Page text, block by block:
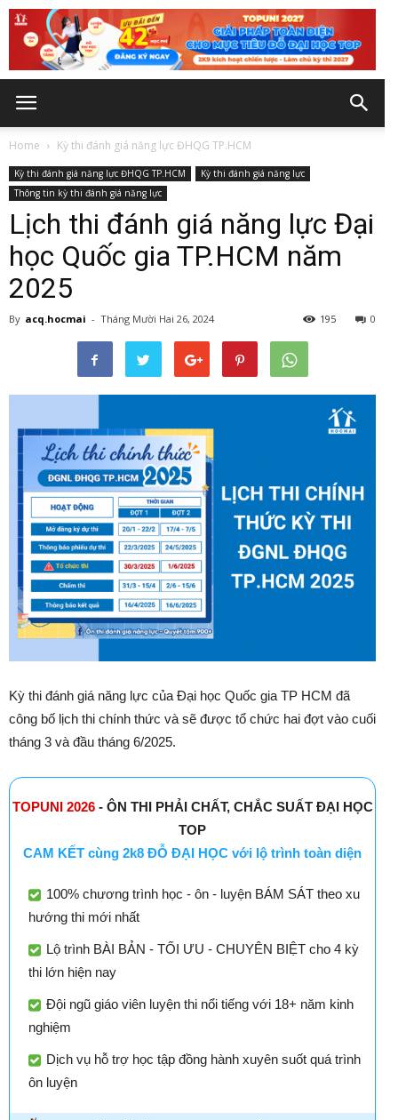
Home Kỳ thi đánh giá năng lực ĐHQG TP.HCM
Kỳ thi đánh giá năng lực ĐHQG TP.HCM
Kỳ thi đánh giá năng lực
Thông tin kỳ thi đánh giá năng lực
Lịch thi đánh giá năng lực Đại
học Quốc gia TP.HCM năm
2025
By acq.hocmai - Tháng Mười Hai 26, 2024 0
195
Kỳ thi đánh giá năng lực của Đại học Quốc gia TP HCM đã
công bố lịch thi chính thức và sẽ được tổ chức hai đợt vào cuối
tháng 3 và đầu tháng 6/2025.
TOPUNI 2026- ÔN THI PHẢI CHẤT, CHẮC SUẤT ĐẠI HỌC
TOP
CAM KẾT cùng 2k8 ĐỖ ĐẠI HỌC với lộ trình toàn diện
100% chương trình học - ôn - luyện BÁM SÁT theo xu
hướng thi mới nhất
Lộ trình BÀI BẢN - TỐI ƯU - CHUYÊN BIỆT cho 4 kỳ
thi lớn hiện nay
Đội ngũ giáo viên luyện thi nổi tiếng với 18+ năm kinh
nghiệm
Dịch vụ hỗ trợ học tập đồng hành xuyên suốt quá trình
ôn luyện